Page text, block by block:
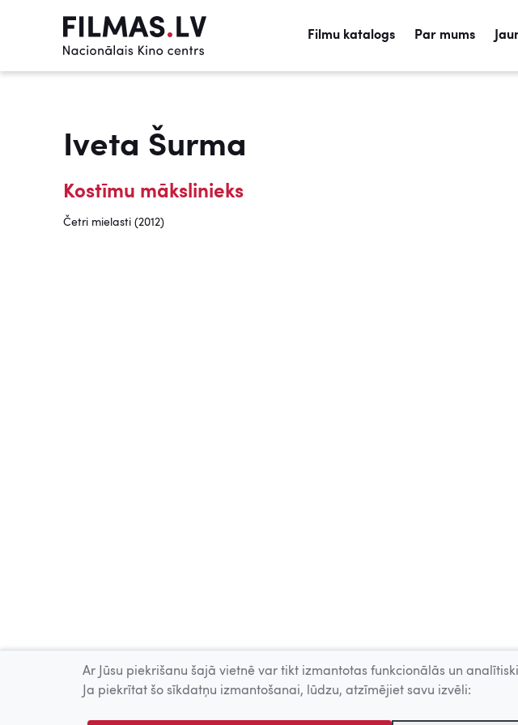
Filmu katalogs Par mums
Iveta Šurma
Kostīmu mākslinieks
Četri mielasti (2012)
Ar Jūsu piekrišanu šajā vietnē var tikt izmantotas funkcionālās un
Ja piekrītat šo sīkdatņu izmantošanai, lūdzu, atzīmējiet savu izvēli: